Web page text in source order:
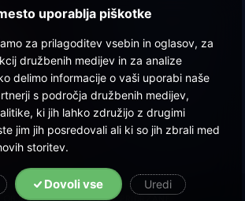
(17)
uporablja piškotke
za prilagoditev vsebin in oglasov, za
družbenih medijev in za analize
delimo informacije o vaši uporabi naše
s področja družbenih medijev,
ki jih lahko združijo z drugimi
jim jih posredovali ali ki so jih zbrali med
storitev.
Dovoli vse Uredi